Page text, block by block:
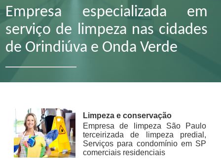
Empresa especializada em
serviço de limpeza nas cidades
de Orindiúva e Onda Verde
Limpeza e conservação
Empresa de limpeza São Paulo
terceirizada de limpeza predial,
Serviços para condomínio em SP
comerciais residenciais